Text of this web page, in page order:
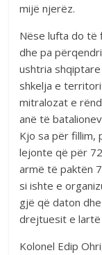
mijë njerëz.
Nëse lufta do të
dhe pa
ushtria
shkelja e
mitralozat e
anë të
Kjo sa për fillim,
lejonte që për
armë të paktën
si ishte e
gjë që daton
drejtuesit e lartë
Kolonel Edip